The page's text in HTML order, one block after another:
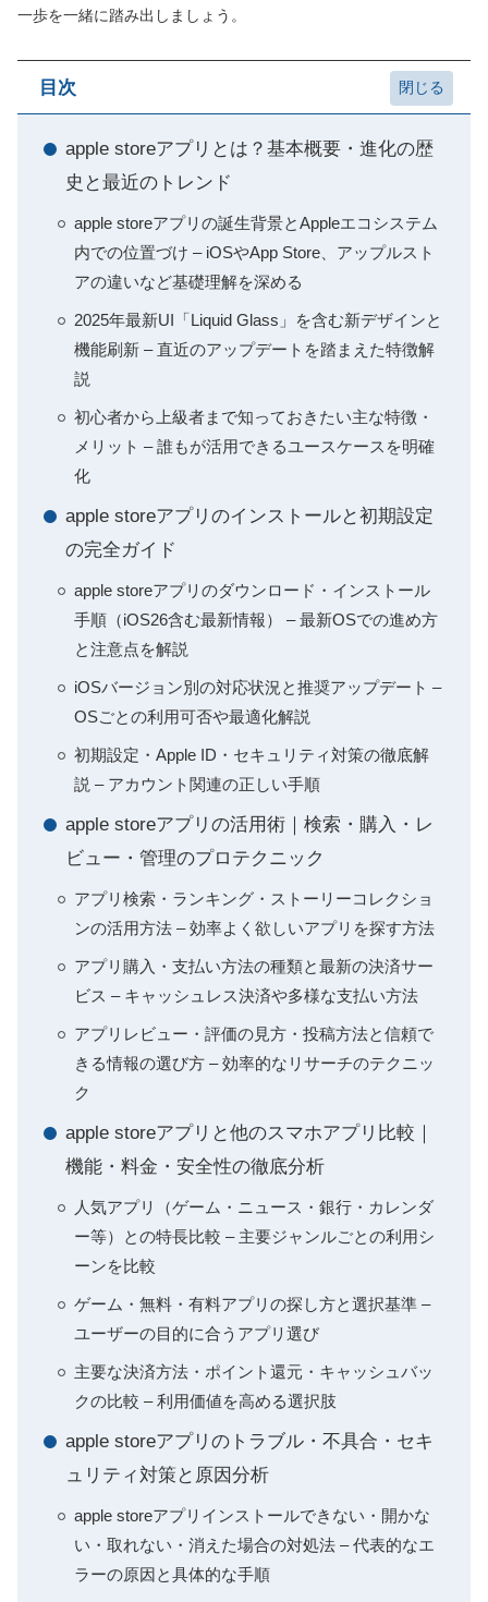
一歩を一緒に踏み出しましょう。
目次
apple storeアプリとは？基本概要・進化の歴
史と最近のトレンド
apple storeアプリの誕生背景とAppleエコシステム
内での位置づけ – iOSやApp Store、アップルスト
アの違いなど基礎理解を深める
2025年最新UI「Liquid Glass」を含む新デザインと
機能刷新 – 直近のアップデートを踏まえた特徴解
説
初心者から上級者まで知っておきたい主な特徴・
メリット – 誰もが活用できるユースケースを明確
化
apple storeアプリのインストールと初期設定
の完全ガイド
apple storeアプリのダウンロード・インストール
手順（iOS26含む最新情報） – 最新OSでの進め方
と注意点を解説
iOSバージョン別の対応状況と推奨アップデート –
OSごとの利用可否や最適化解説
初期設定・Apple ID・セキュリティ対策の徹底解
説 – アカウント関連の正しい手順
apple storeアプリの活用術｜検索・購入・レ
ビュー・管理のプロテクニック
アプリ検索・ランキング・ストーリーコレクショ
ンの活用方法 – 効率よく欲しいアプリを探す方法
アプリ購入・支払い方法の種類と最新の決済サー
ビス – キャッシュレス決済や多様な支払い方法
アプリレビュー・評価の見方・投稿方法と信頼で
きる情報の選び方 – 効率的なリサーチのテクニッ
ク
apple storeアプリと他のスマホアプリ比較｜
機能・料金・安全性の徹底分析
人気アプリ（ゲーム・ニュース・銀行・カレンダ
ー等）との特長比較 – 主要ジャンルごとの利用シ
ーンを比較
ゲーム・無料・有料アプリの探し方と選択基準 –
ユーザーの目的に合うアプリ選び
主要な決済方法・ポイント還元・キャッシュバッ
クの比較 – 利用価値を高める選択肢
apple storeアプリのトラブル・不具合・セキ
ュリティ対策と原因分析
apple storeアプリインストールできない・開かな
い・取れない・消えた場合の対処法 – 代表的なエ
ラーの原因と具体的な手順